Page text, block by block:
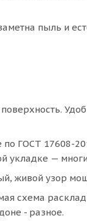
пыль и
по ГОСТ 17608-
укладке —
живой узор
схема
- разное.